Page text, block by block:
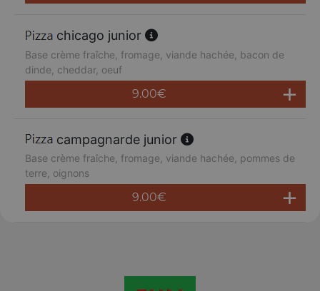
chicago junior
Base crème fraîche, fromage, viande hachée, bacon de
dinde, cheddar, oeuf
9.00€
campagnarde junior
Base crème fraîche, fromage, viande hachée, pommes de
terre, oignons
9.00€